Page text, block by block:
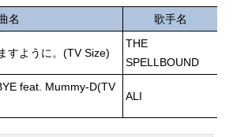
ション制作：トムス・エンタテイン
メント...
名 歌手名
すように。(TV Size)
THE
SPELLBOUND
feat. Mummy-D(TV
ALI